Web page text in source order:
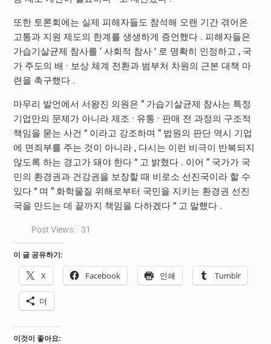
또한 토론회에는 실제 피해자들도 참석해 오랜 기간 겪어온
고통과 지원 제도의 한계를 생생하게 증언했다 . 피해자들은
가습기살균제 참사를 ‘ 사회적 참사 ’ 로 명확히 인정하고 , 국
가 주도의 배 · 보상 체계 전환과 범부처 차원의 근본 대책 마
련을 촉구했다 .
마무리 발언에서 서왕진 의원은 “ 가습기살균제 참사는 특정
기업만의 문제가 아니라 제조 · 유통 · 판매 전 과정의 구조적
책임을 묻는 사건 ” 이라고 강조하며 “ 법원의 판단 역시 기업
에 면죄부를 주는 것이 아니라 , 다시는 이런 비극이 반복되지
않도록 하는 경고가 돼야 한다 ” 고 밝혔다 . 이어 “ 국가가 국
민의 환경권과 건강권을 보장할 때 비로소 선진국이라 할 수
있다 ” 며 “ 화학물질 위해로부터 국민을 지키는 환경권 선진
국을 만드는 데 끝까지 책임을 다하겠다 ” 고 말했다 .
Post Views: 31
이 글 공유하기:
X Facebook 인쇄 Tumblr
더
이것이 좋아요: